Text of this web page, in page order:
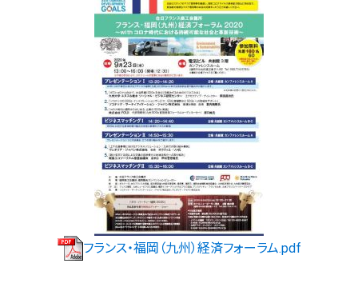
フランス・福岡（九州）経済フォーラム.pdf